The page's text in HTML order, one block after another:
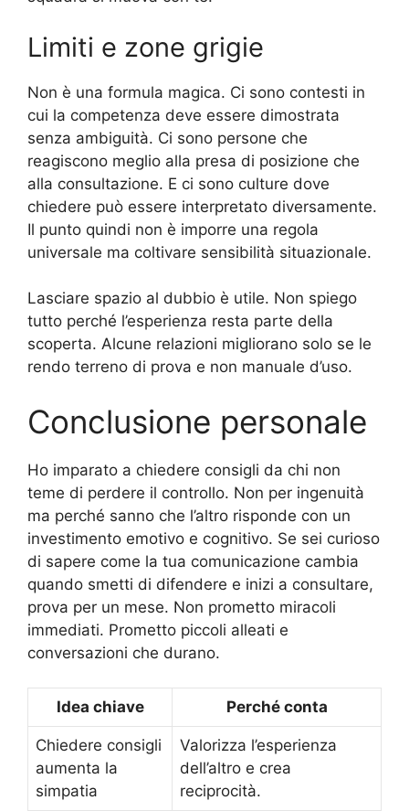
Limiti e zone grigie
Non è una formula magica. Ci sono contesti in
cui la competenza deve essere dimostrata
senza ambiguità. Ci sono persone che
reagiscono meglio alla presa di posizione che
alla consultazione. E ci sono culture dove
chiedere può essere interpretato diversamente.
Il punto quindi non è imporre una regola
universale ma coltivare sensibilità situazionale.
Lasciare spazio al dubbio è utile. Non spiego
tutto perché l’esperienza resta parte della
scoperta. Alcune relazioni migliorano solo se le
rendo terreno di prova e non manuale d’uso.
Conclusione personale
Ho imparato a chiedere consigli da chi non
teme di perdere il controllo. Non per ingenuità
ma perché sanno che l’altro risponde con un
investimento emotivo e cognitivo. Se sei curioso
di sapere come la tua comunicazione cambia
quando smetti di difendere e inizi a consultare,
prova per un mese. Non prometto miracoli
immediati. Prometto piccoli alleati e
conversazioni che durano.
Idea chiave Perché conta
Chiedere consigli
aumenta la
simpatia
Valorizza l’esperienza
dell’altro e crea
reciprocità.